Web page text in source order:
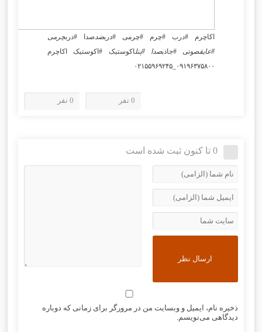
اکاچرم #درب #چرم #چرمی #دربضدصدا #دربچرمی
#عایقصوتی #جاذبصدا #پنلاکوستیک #اکوستیک اکاچرم
۰۹۱۹۶۳۷۵۸۰۰_۰۲۱۵۵۹۶۹۲۴۵
0 نفر 0 نفر
0 تا کنون ثبت شده است
ذخیره نام، ایمیل و وبسایت من در مرورگر برای زمانی که دوباره
دیدگاهی می‌نویسم.